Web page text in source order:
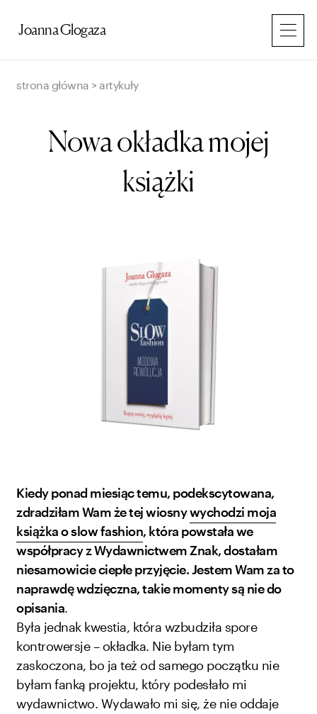
Joanna Glogaza
strona główna > artykuły
Nowa okładka mojej
książki
Kiedy ponad miesiąc temu, podekscytowana,
zdradziłam Wam że tej wiosnywychodzi moja
książka o slow fashion, która powstała we
współpracy z Wydawnictwem Znak, dostałam
niesamowicie ciepłe przyjęcie. Jestem Wam za to
naprawdę wdzięczna, takie momenty są nie do
opisania.
Była jednak kwestia, która wzbudziła spore
kontrowersje – okładka. Nie byłam tym
zaskoczona, bo ja też od samego początku nie
byłam fanką projektu, który podesłało mi
wydawnictwo. Wydawało mi się, że nie oddaje